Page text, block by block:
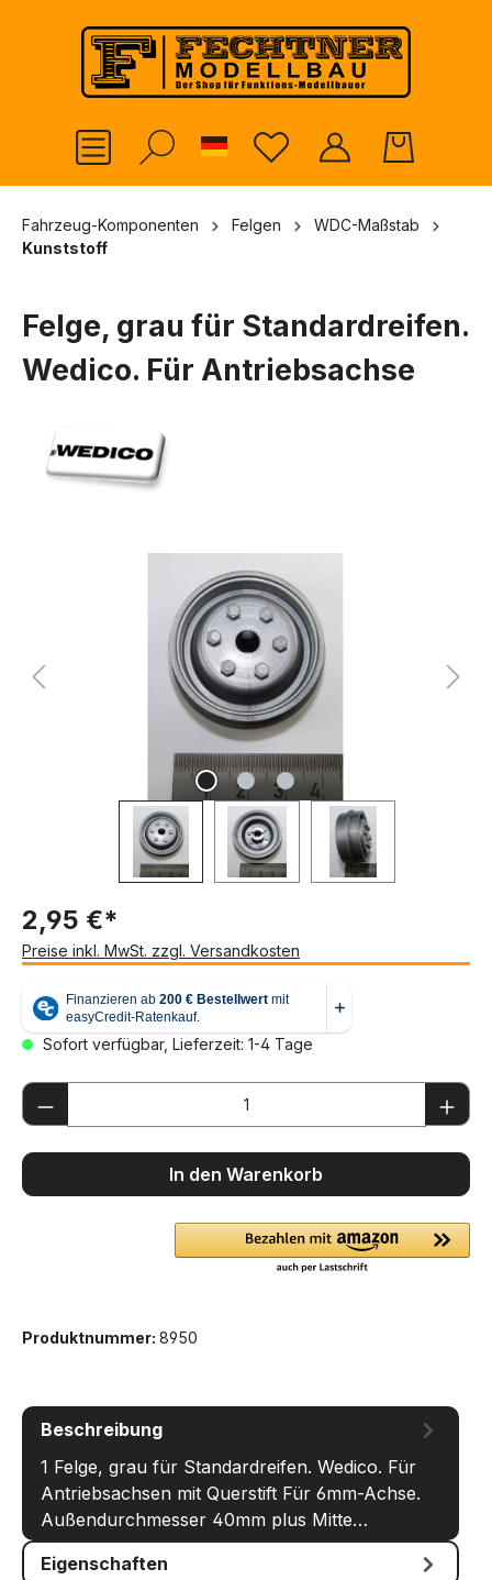
springen
German
Fahrzeug-Komponenten Felgen
WDC-Maßstab
Kunststoff
Felge, grau für Standardreifen.
Wedico. Für Antriebsachse
2,95 €*
Preise inkl. MwSt. zzgl. Versandkosten
Sofort verfügbar, Lieferzeit: 1-4 Tage
Produkt Anzahl: Gib den gewünschten
In den Warenkorb
Produktnummer: 8950
Beschreibung
1 Felge, grau für Standardreifen. Wedico. Für
Antriebsachsen mit Querstift Für 6mm-Achse.
Außendurchmesser 40mm plus Mitte…
Eigenschaften